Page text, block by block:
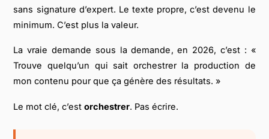
sans signature d’expert. Le texte propre, c’est devenu le
minimum. C’est plus la valeur.
La vraie demande sous la demande, en 2026, c’est : «
Trouve quelqu’un qui sait orchestrer la production de
mon contenu pour que ça génère des résultats. »
Le mot clé, c’estorchestrer. Pas écrire.